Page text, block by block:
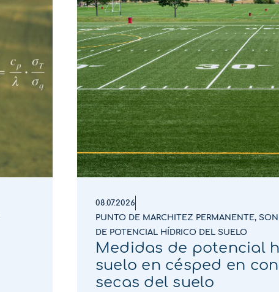
08.07.2026
PUNTO DE MARCHITEZ PERMANENTE,
DE POTENCIAL HÍDRICO DEL SUELO
Medidas de potencial
suelo en césped en
secas del suelo